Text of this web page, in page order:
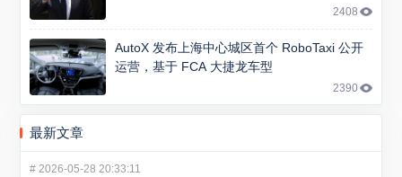
2408
AutoX 发布上海中心城区首个 RoboTaxi 公开
运营，基于 FCA 大捷龙车型
2390
最新文章
#2026-05-28 20:33:11